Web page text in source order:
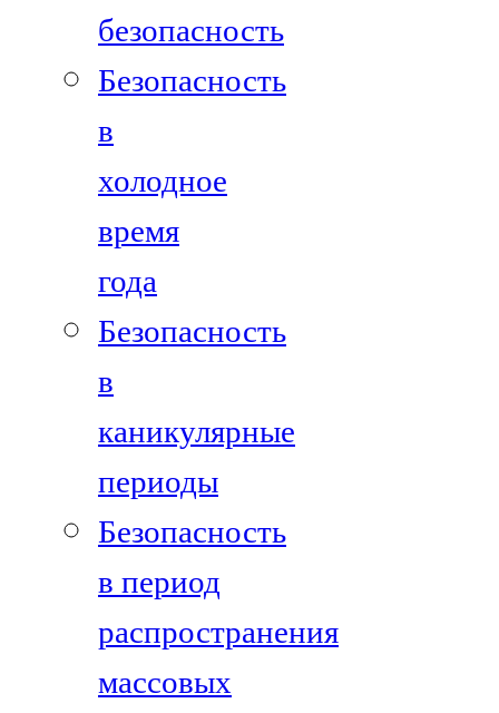
безопасность
Безопасность
в
холодное
время
года
Безопасность
в
каникулярные
периоды
Безопасность
в период
распространения
массовых